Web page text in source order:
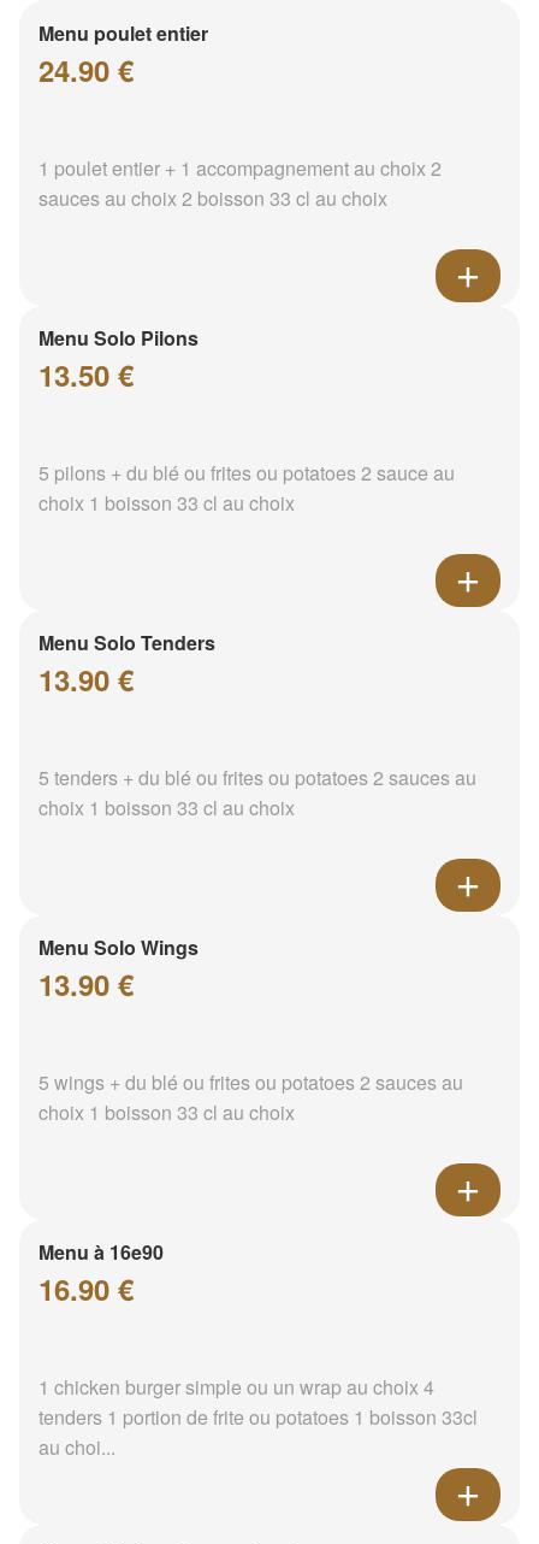
Menu poulet entier
24.90 €
1 poulet entier + 1 accompagnement au choix 2
sauces au choix 2 boisson 33 cl au choix
Menu Solo Pilons
13.50 €
5 pilons + du blé ou frites ou potatoes 2 sauce au
choix 1 boisson 33 cl au choix
Menu Solo Tenders
13.90 €
5 tenders + du blé ou frites ou potatoes 2 sauces au
choix 1 boisson 33 cl au choix
Menu Solo Wings
13.90 €
5 wings + du blé ou frites ou potatoes 2 sauces au
choix 1 boisson 33 cl au choix
Menu à 16e90
16.90 €
1 chicken burger simple ou un wrap au choix 4
tenders 1 portion de frite ou potatoes 1 boisson 33cl
au choi...